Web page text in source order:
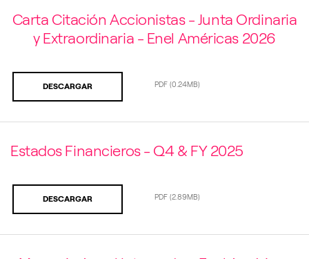
Carta Citación Accionistas - Junta Ordinaria
y Extraordinaria - Enel Américas 2026
PDF (0.24MB)
DESCARGAR
Estados Financieros - Q4 & FY 2025
PDF (2.89MB)
DESCARGAR